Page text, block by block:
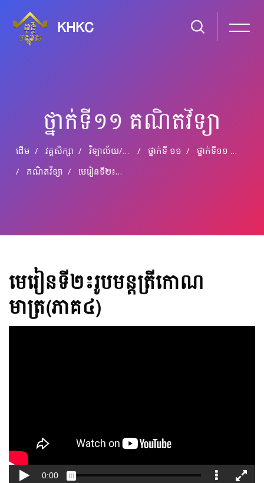
KHKC
ថ្នាក់ទី១១ គណិតវិទ្យា
ដើម វគ្គសិក្សា វិទ្យាល័យ​/​មធ្យម​សិក្សា​ទុតិយភូមិ ថ្នាក់​ទី​ ១១
ថ្នាក់ទី១១ គណិតវិទ្យា
គណិតវិទ្យា
មេរៀនទី២៖រូបមន្តត្រីកោណមាត្រ(ភាគ៤)
មេរៀនទី២៖រូបមន្តត្រីកោណ
មាត្រ(ភាគ៤)